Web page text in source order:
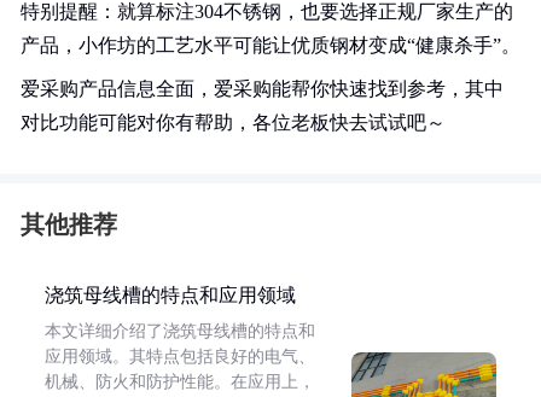
特别提醒：就算标注304不锈钢，也要选择正规厂家生产的
产品，小作坊的工艺水平可能让优质钢材变成“健康杀手”。
爱采购产品信息全面，爱采购能帮你快速找到参考，其中
对比功能可能对你有帮助，各位老板快去试试吧～
其他推荐
浇筑母线槽的特点和应用领域
本文详细介绍了浇筑母线槽的特点和
应用领域。其特点包括良好的电气、
机械、防火和防护性能。在应用上，